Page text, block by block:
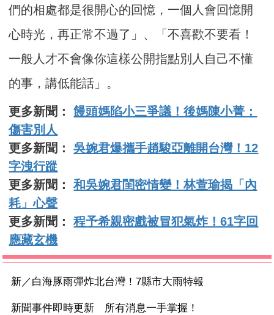
們的相處都是很開心的回憶，一個人會回憶開
心時光，再正常不過了」、「不喜歡不要看！
一般人才不會像你這樣公開指點別人自己不懂
的事，講低能話」。
更多新聞：饅頭媽陷小三爭議！後媽陳小菁：
傷害別人
更多新聞：吳婉君爆攜手趙駿亞離開台灣！12
字洩行蹤
更多新聞：和吳婉君閨密情變！林萱瑜揭「內
耗」心聲
更多新聞：程予希親密戲被冒犯氣炸！61字回
應藏玄機
新／白海豚雨彈炸北台灣！7縣市大雨特報
新聞事件即時更新 所有消息一手掌握！